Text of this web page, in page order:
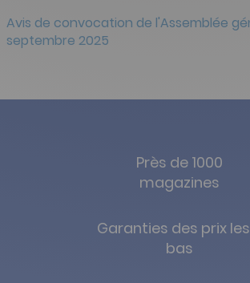
Avis de convocation de l'Assemblée
septembre 2025
Près de 1000
magazines
Garanties des prix
bas